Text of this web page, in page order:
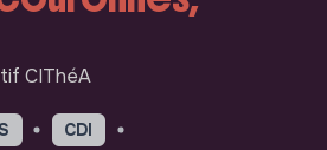
CIThéA
CDI